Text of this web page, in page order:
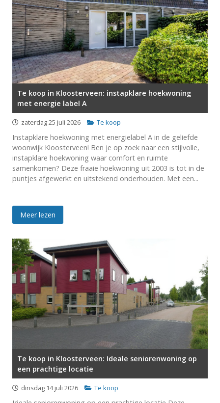
Te koop in Kloosterveen: instapklare hoekwoning
met energie label A
zaterdag 25 juli 2026 Te koop
Instapklare hoekwoning met energielabel A in de geliefde
woonwijk Kloosterveen! Ben je op zoek naar een stijlvolle,
instapklare hoekwoning waar comfort en ruimte
samenkomen? Deze fraaie hoekwoning uit 2003 is tot in de
puntjes afgewerkt en uitstekend onderhouden. Met een...
Meer lezen
Te koop in Kloosterveen: Ideale seniorenwoning op
een prachtige locatie
dinsdag 14 juli 2026 Te koop